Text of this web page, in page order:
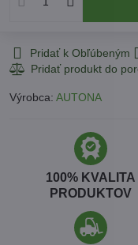
Pridať k Obľúbeným
Výrobca: AUTONA
100% KVALITA
PRODUKTOV